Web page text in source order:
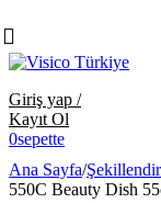
Giriş yap /
Kayıt Ol
0sepette
Ana Sayfa/
550C Beauty Dish